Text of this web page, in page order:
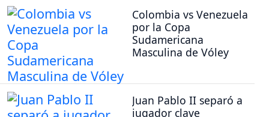
Colombia vs Venezuela
por la Copa
Sudamericana
Masculina de Vóley
Juan Pablo II separó a
jugador clave